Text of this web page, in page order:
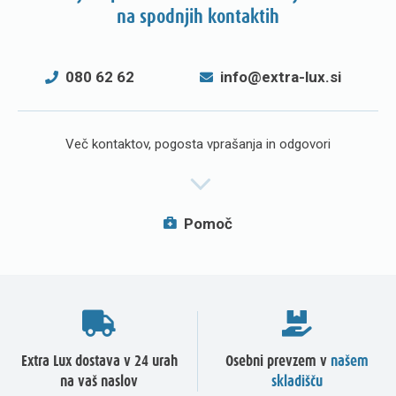
na spodnjih kontaktih
080 62 62 info@extra-lux.si
Več kontaktov, pogosta vprašanja in odgovori
Pomoč
Extra Lux dostava v 24 urah
na vaš naslov
Osebni prevzem v našem
skladišču